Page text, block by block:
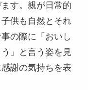
す。親が日常的
供も自然とそれ
の際に「おいし
」と言う姿を見
謝の気持ちを表